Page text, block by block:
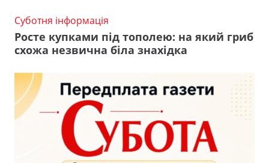
Суботня інформація
Росте купками під тополею: на який гриб
схожа незвична біла знахідка